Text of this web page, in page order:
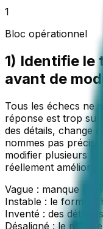
1
Bloc opérationnel
1) Identifie le
avant de
Tous les échecs ne
réponse est trop
des détails, change
nommes pas
modifier plusieurs
réellement amélioré
Vague : manque de
Instable : le format
Inventé : des détails
Désaligné : le